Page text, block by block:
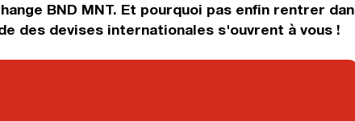
BND MNT. Et pourquoi pas enfin rentrer
des devises internationales s'ouvrent à vous !